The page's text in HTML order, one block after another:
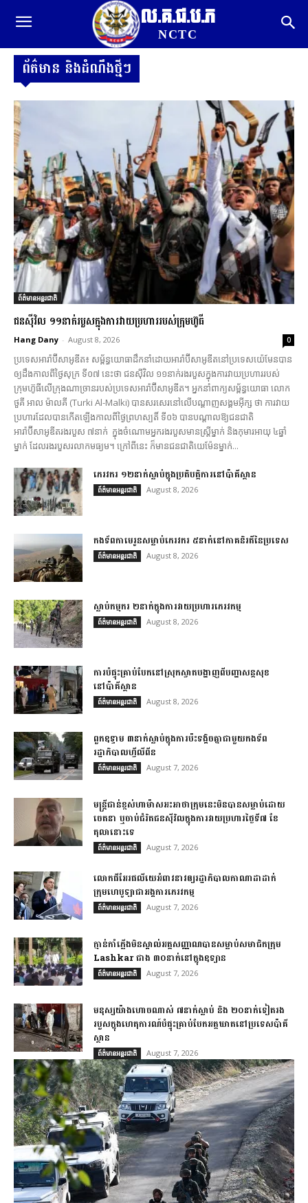
ល.គ.ជ.ប.ភ
NCTC
ព័ត៌មាន និងដំណឹងថ្មីៗ
ព័ត៌មានអន្តរជាតិ
ជនស៊ីវិល ១១នាក់របួសក្នុងការវាយប្រហាររបស់ក្រុមហ៊ូធី
Hang Dany - August 8, 2026 0
ប្រទេសអារ៉ាប៊ីសាអូឌីត៖ សម្ព័ន្ធយោធាដឹកនាំដោយអារ៉ាប៊ីសាអូឌីតនៅប្រទេសយ៉េមែនបាន
ឲ្យដឹងកាលពីថ្ងៃសុក្រ ទី០៧ នេះថា ជនស៊ីវិល ១១នាក់រងរបួសក្នុងការវាយប្រហាររបស់
ក្រុមហ៊ូធីលើក្រុងណាច្រានរបស់ប្រទេសអារ៉ាប៊ីសាអូឌីត។ អ្នកនាំពាក្យសម្ព័ន្ធយោធា លោក
ថួគី អាល ម៉ាលគី (Turki Al-Malki)​ បានសរសេរនៅលើបណ្តាញសង្គមអ៊ីក្ស ថា ការវាយ
ប្រហារដែលបានកើតឡើងកាលពីថ្ងៃព្រហស្បតិ៍ ទី០៦ បានបណ្តាលឱ្យជនជាតិ
អារ៉ាប៊ីសាអូឌីតរងរបួស ៧នាក់ ក្នុងចំណោមអ្នករងរបួសមានស្ត្រីម្នាក់ និងកុមារអាយុ ៤ឆ្នាំ
ម្នាក់ ដែលរងរបួសរលាកមធ្យម។ ក្រៅពីនេះ ក៏មានជនជាតិយេម៉ែនម្នាក់...
ភេរវករ ១២នាក់ស្លាប់ក្នុងប្រតិបត្តិការនៅប៉ាគីស្ថាន
ព័ត៌មានអន្តរជាតិ August 8, 2026
កងទ័ពកាមេរូនសម្លាប់ភេរវករ ៥នាក់នៅភាគនិរតីនៃប្រទេស
ព័ត៌មានអន្តរជាតិ August 8, 2026
ស្លាប់កម្មករ ២នាក់ក្នុងការវាយប្រហារភេរវកម្ម
ព័ត៌មានអន្តរជាតិ August 8, 2026
ការបំផ្ទុះគ្រាប់បែកនៅស្រុកស្វាតបង្ហាញពីបញ្ហាសន្តសុខ
នៅប៉ាគីស្ថាន
ព័ត៌មានអន្តរជាតិ August 8, 2026
ពួកឧទ្ទាម ៣នាក់ស្លាប់ក្នុងការប៉ះទង្គិចគ្នាជាមួយកងទ័ព
រដ្ឋាភិបាលហ្វីលីពីន
ព័ត៌មានអន្តរជាតិ August 7, 2026
មន្ត្រីជាន់ខ្ពស់ហាម៉ាសអះអាថាក្រុមនេះមិនបានសម្លាប់ដោយ
ចេតនា ឬចាប់ជំរិតជនស៊ីវិលក្នុងការវាយប្រហារថ្ងៃទី៧ ខែ
តុលានោះទេ
ព័ត៌មានអន្តរជាតិ August 7, 2026
លោកផីអែរផលីយេអំពាវនាវឲ្យរដ្ឋាភិបាលកាណាដាដាក់
ក្រុមហេបូឡាជាអង្គការភេរវកម្ម
ព័ត៌មានអន្តរជាតិ August 7, 2026
ក្មាន់កាំភ្លើងមិនស្គាល់អត្តសញ្ញាណបានសម្លាប់សមាជិកក្រុម
Lashkar ជាង ៣០នាក់នៅក្នុងឧទ្យាន
ព័ត៌មានអន្តរជាតិ August 7, 2026
មនុស្សយ៉ាងហោចណាស់ ៧នាក់ស្លាប់ និង ២០នាក់ទៀតរង
របួសក្នុងហេតុការណ៍បំផ្ទុះគ្រាប់បែកអត្តឃាតនៅប្រទេសប៉ាគី
ស្ថាន
ព័ត៌មានអន្តរជាតិ August 7, 2026